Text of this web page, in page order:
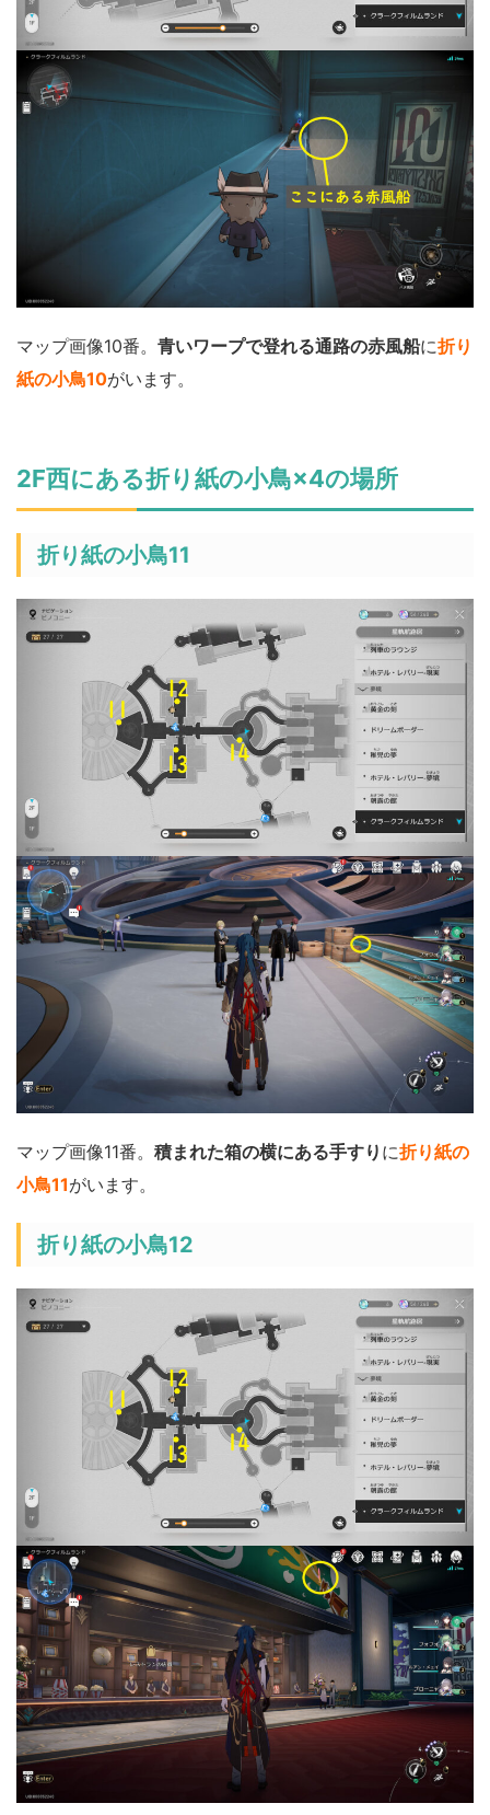
マップ画像10番。 青いワープで登れる通路の赤風船に折り
紙の小鳥10がいます。
2F西にある折り紙の小鳥×4の場所
折り紙の小鳥11
マップ画像11番。 積まれた箱の横にある手すり に折り紙の
小鳥11がいます。
折り紙の小鳥12